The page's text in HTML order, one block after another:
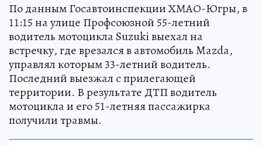
По данным Госавтоинспекции ХМАО-Югры, в
11:15 на улице Профсоюзной 55-летний
водитель мотоцикла Suzuki выехал на
встречку, где врезался в автомобиль Mazda,
управлял которым 33-летний водитель.
Последний выезжал с прилегающей
территории. В результате ДТП водитель
мотоцикла и его 51-летняя пассажирка
получили травмы.